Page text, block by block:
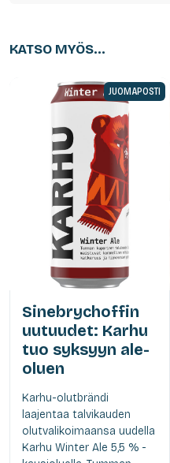
KATSO MYÖS...
JUOMAPOSTI
Sinebrychoffin
uutuudet: Karhu
tuo syksyyn ale-
oluen
Karhu-olutbrändi
laajentaa talvikauden
olutvalikoimaansa uudella
Karhu Winter Ale 5,5 % -